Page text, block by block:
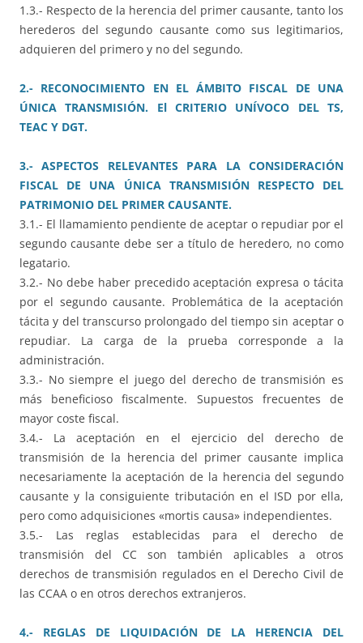
1.3.- Respecto de la herencia del primer causante, tanto los
herederos del segundo causante como sus legitimarios,
adquieren del primero y no del segundo.
2.- RECONOCIMIENTO EN EL ÁMBITO FISCAL DE UNA
ÚNICA TRANSMISIÓN. El CRITERIO UNÍVOCO DEL TS,
TEAC Y DGT.
3.- ASPECTOS RELEVANTES PARA LA CONSIDERACIÓN
FISCAL DE UNA ÚNICA TRANSMISIÓN RESPECTO DEL
PATRIMONIO DEL PRIMER CAUSANTE.
3.1.- El llamamiento pendiente de aceptar o repudiar por el
segundo causante debe ser a título de heredero, no como
legatario.
3.2.- No debe haber precedido aceptación expresa o tácita
por el segundo causante. Problemática de la aceptación
tácita y del transcurso prolongado del tiempo sin aceptar o
repudiar. La carga de la prueba corresponde a la
administración.
3.3.- No siempre el juego del derecho de transmisión es
más beneficioso fiscalmente. Supuestos frecuentes de
mayor coste fiscal.
3.4.- La aceptación en el ejercicio del derecho de
transmisión de la herencia del primer causante implica
necesariamente la aceptación de la herencia del segundo
causante y la consiguiente tributación en el ISD por ella,
pero como adquisiciones «mortis causa» independientes.
3.5.- Las reglas establecidas para el derecho de
transmisión del CC son también aplicables a otros
derechos de transmisión regulados en el Derecho Civil de
las CCAA o en otros derechos extranjeros.
4.- REGLAS DE LIQUIDACIÓN DE LA HERENCIA DEL